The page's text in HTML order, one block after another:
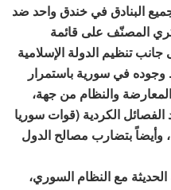
البنادق في خندق واحد ضد
المصنّف على قائمة
تنظيم الدولة الإسلامية
وجوده في سورية باستمرار
والنظام من جهة،
الكردية (قوات سوريا
وأيضاً بتضارب مصالح الدول
الحديثة مع النظام السوري،